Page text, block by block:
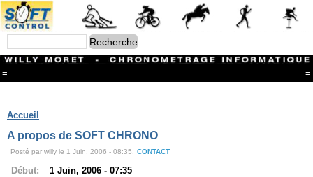
= =
Branches
CONTACT
FriRun Cup
Ski ALPIN
Triathlon
Accueil
A propos de SOFT CHRONO
Posté par willy le 1 Juin, 2006 - 08:35. CONTACT
Début:
1 Juin, 2006 - 07:35